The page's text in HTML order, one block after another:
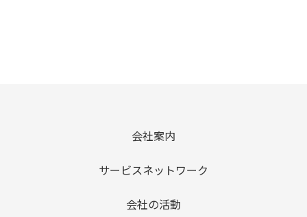
会社案内
サービスネットワーク
会社の活動